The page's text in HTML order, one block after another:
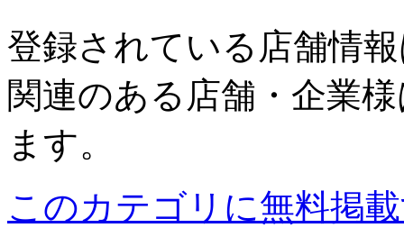
登録されている店舗情
関連のある店舗・企業
ます。
このカテゴリに無料掲